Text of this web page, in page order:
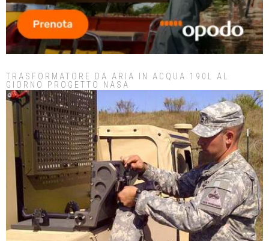
TRASFORMATORE DA ARIA IN ACQUA 190L AL
GIORNO PROGETTO NASA